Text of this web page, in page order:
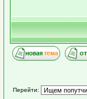
Перейти: